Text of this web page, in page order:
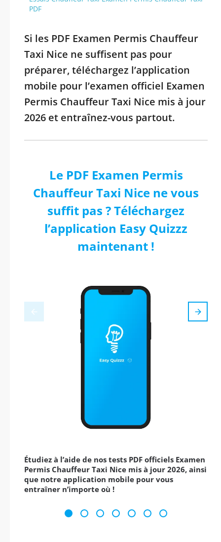
PDF
Si les PDF Examen Permis Chauffeur
Taxi Nice ne suffisent pas pour
préparer, téléchargez l’application
mobile pour l’examen officiel Examen
Permis Chauffeur Taxi Nice mis à jour
2026 et entraînez-vous partout.
Le PDF Examen Permis
Chauffeur Taxi Nice ne vous
suffit pas ? Téléchargez
l’application Easy Quizzz
maintenant !
Étudiez à l’aide de nos tests PDF officiels Examen
Permis Chauffeur Taxi Nice mis à jour 2026, ainsi
que notre application mobile pour vous
entraîner n’importe où !